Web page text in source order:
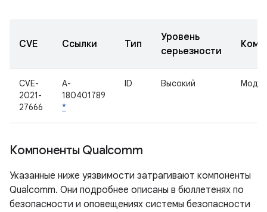
CVE Ссылки Тип
Уровень
серьезности
CVE-
2021-
27666
A-
180401789
*
ID Высокий
Компоненты Qualcomm
Указанные ниже уязвимости затрагивают компоненты
Qualcomm. Они подробнее описаны в бюллетенях по
безопасности и оповещениях системы безопасности